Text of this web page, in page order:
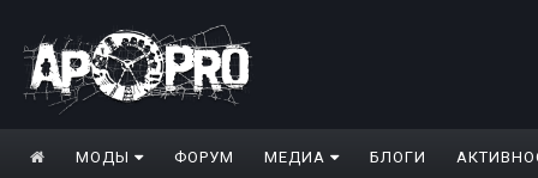
МОДЫ ФОРУМ МЕДИА БЛОГИ